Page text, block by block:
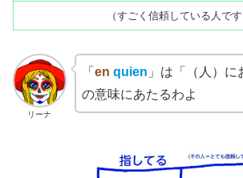
（すごく信頼している人です
リーナ
「 en quien 」は「（人）に
の意味にあたるわよ